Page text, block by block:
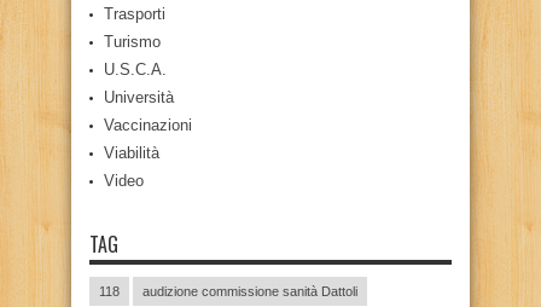
Trasporti
Turismo
U.S.C.A.
Università
Vaccinazioni
Viabilità
Video
TAG
118 audizione commissione sanità Dattoli